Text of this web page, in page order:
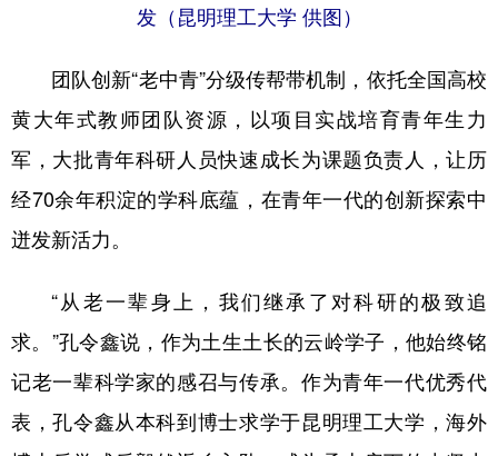
发（昆明理工大学 供图）
团队创新“老中青”分级传帮带机制，依托全国高校
黄大年式教师团队资源，以项目实战培育青年生力
军，大批青年科研人员快速成长为课题负责人，让历
经70余年积淀的学科底蕴，在青年一代的创新探索中
迸发新活力。
“从老一辈身上，我们继承了对科研的极致追
求。”孔令鑫说，作为土生土长的云岭学子，他始终铭
记老一辈科学家的感召与传承。作为青年一代优秀代
表，孔令鑫从本科到博士求学于昆明理工大学，海外